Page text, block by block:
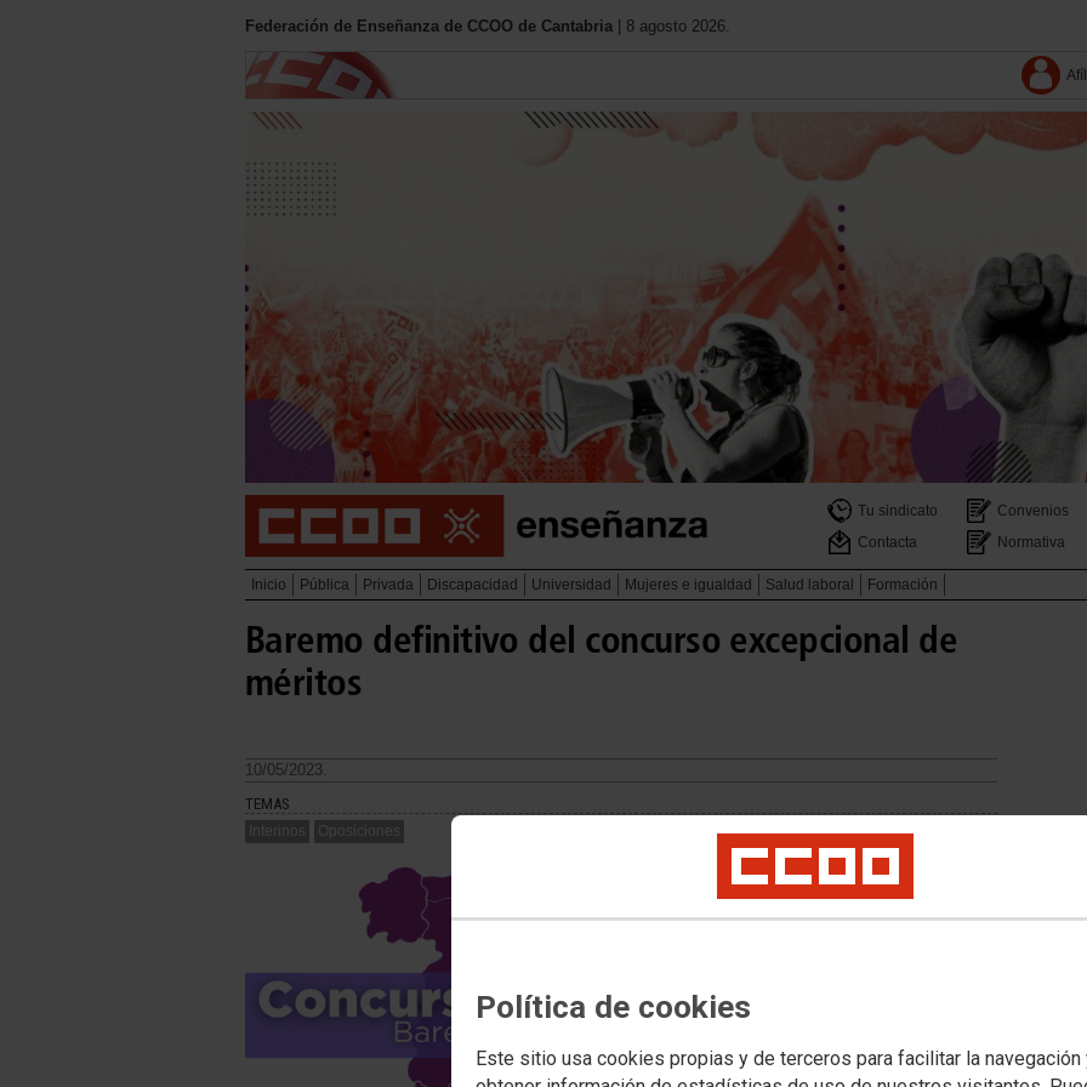
Política de cookies
Este sitio usa cookies propias y de terceros para facilitar la navegación
Federación de Enseñanza de CCOO de Cantabria | 8 agosto 2026.
Tu sindicato Convenios
Contacta
Normativa
Inicio Pública Privada Discapacidad Universidad Mujeres e igualdad Salud laboral Formación
Baremo definitivo del concurso excepcional de
méritos
10/05/2023.
TEMAS
Interinos Oposiciones